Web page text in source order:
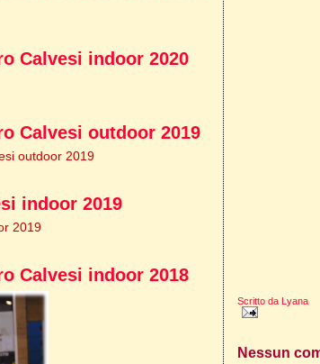
Scritto da Lyana
Nessun
Calvesi indoor 2020
Calvesi outdoor 2019
indoor 2019
Calvesi indoor 2018